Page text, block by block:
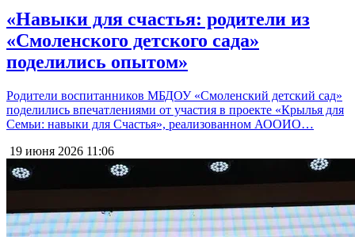
«Навыки для счастья: родители из
«Смоленского детского сада»
поделились опытом»
Родители воспитанников МБДОУ «Смоленский детский сад»
поделились впечатлениями от участия в проекте «Крылья для
Семьи: навыки для Счастья», реализованном АООИО…
19 июня 2026 11:06